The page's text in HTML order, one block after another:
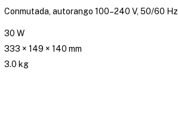
Conmutada, autorango 100–240 V, 50/60 Hz
30 W
333 × 149 × 140 mm
3.0 kg